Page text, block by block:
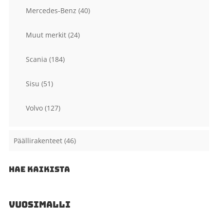
Mercedes-Benz (40)
Muut merkit (24)
Scania (184)
Sisu (51)
Volvo (127)
Päällirakenteet (46)
HAE KAIKISTA
VUOSIMALLI